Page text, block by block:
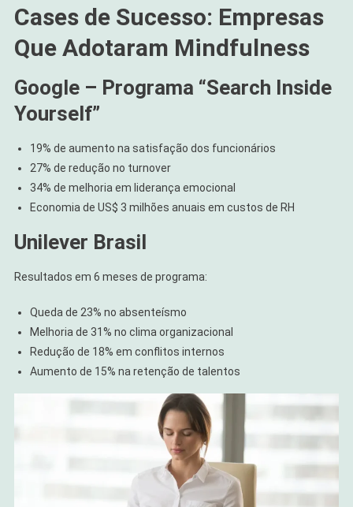
Cases de Sucesso: Empresas
Que Adotaram Mindfulness
Google – Programa “Search Inside
Yourself”
19% de aumento na satisfação dos funcionários
27% de redução no turnover
34% de melhoria em liderança emocional
Economia de US$ 3 milhões anuais em custos de RH
Unilever Brasil
Resultados em 6 meses de programa:
Queda de 23% no absenteísmo
Melhoria de 31% no clima organizacional
Redução de 18% em conflitos internos
Aumento de 15% na retenção de talentos